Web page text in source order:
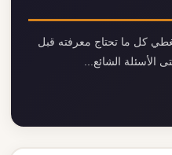
كل ما تحتاج معرفته قبل
الشائع...